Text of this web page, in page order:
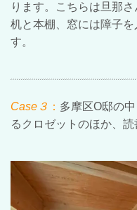
ります。こちらは旦那
机と本棚、窓には障子
す。
Case３ ： 多摩区O邸の
るクロゼットのほか、読